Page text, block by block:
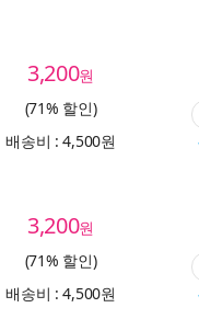
3,200원
(71% 할인)
배송비 : 4,500원
3,200원
(71% 할인)
배송비 : 4,500원